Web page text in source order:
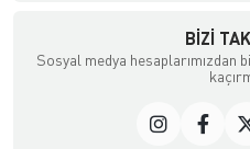
BIZI
Sosyal medya hesaplarımızdan